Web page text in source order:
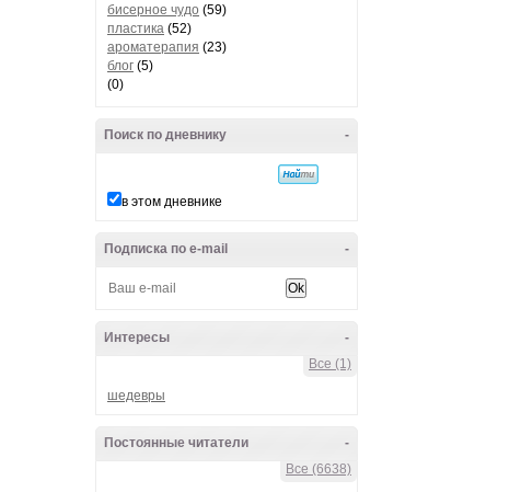
бисерное чудо (59)
пластика (52)
ароматерапия (23)
блог (5)
(0)
-
Поиск по дневнику
в этом дневнике
-
Подписка по e-mail
-
Интересы
Все (1)
шедевры
-
Постоянные читатели
Все (6638)